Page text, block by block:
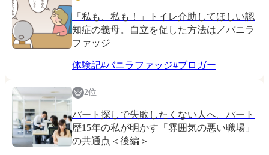
「私も、私も！」トイレ介助してほしい認
知症の義母。自立を促した方法は／バニラ
ファッジ
体験記#バニラファッジ#ブロガー
2位
パート探しで失敗したくない人へ。パート
歴15年の私が明かす「雰囲気の悪い職場」
の共通点＜後編＞